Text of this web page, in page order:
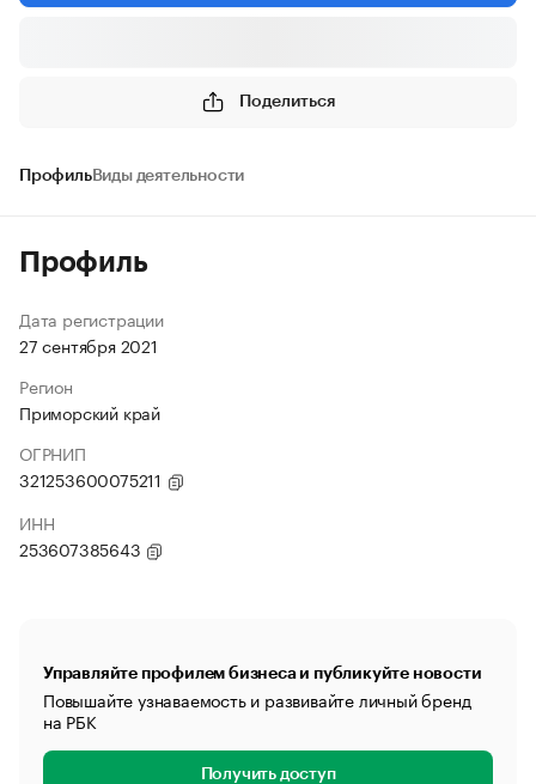
Поделиться
ПрофильВиды деятельности
Профиль
Дата регистрации
27 сентября 2021
Регион
Приморский край
ОГРНИП
321253600075211
ИНН
253607385643
Управляйте профилем бизнеса и публикуйте новости
Повышайте узнаваемость и развивайте личный бренд
на РБК
Получить доступ